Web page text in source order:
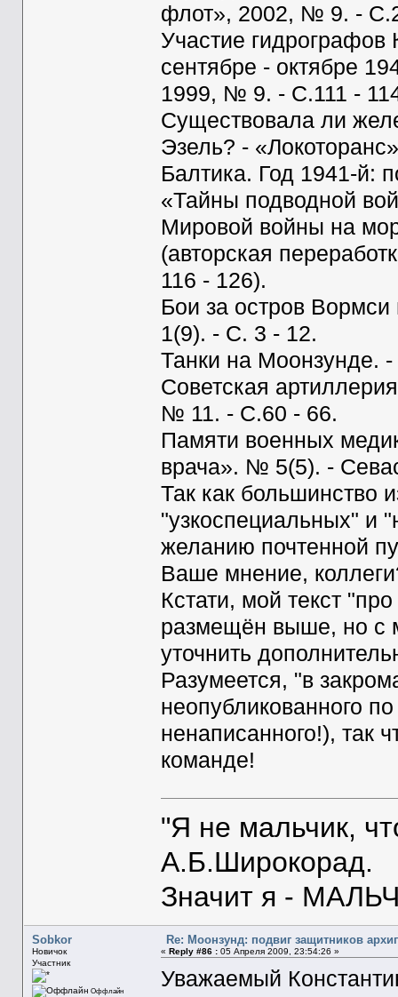
флот», 2002, № 9. -
Участие
сентябре - октябре
1999, № 9. - С.111 -
Существовала ли
Эзель? -
Балтика. Год 1941-й:
«Тайны подводной
Мировой войны на
(авторская
116 - 126).
Бои за остров
1(9). - С. 3 - 12.
Танки на Моонзунде.
Советская
№ 11. - С.60 - 66.
Памяти военных
врача». № 5(5). -
Так как большинство
"узкоспециальных" и
желанию почтенной
Ваше мнение,
Кстати, мой текст
размещён выше, но с
уточнить
Разумеется, "в
неопубликованного
ненаписанного!), так
команде!
"Я не мальчик,
А.Б.Широкорад.
Значит я -
Sobkor
Новичок
Участник
Оффлайн
Re: Моонзунд: подвиг защитников
« Reply #86 :05 Апреля 2009, 23:54:26 »
Уважаемый